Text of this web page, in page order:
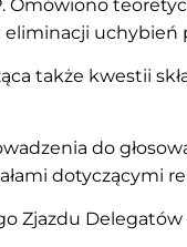
Omówiono
uchybień
także kwestii
do
dotyczącymi
Delegatów